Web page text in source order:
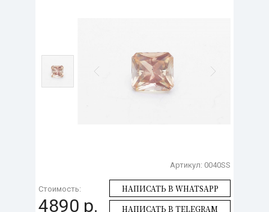
Артикул: 0040SS
Стоимость:
4890 р.
НАПИСАТЬ В WHATSAPP
НАПИСАТЬ В TELEGRAM